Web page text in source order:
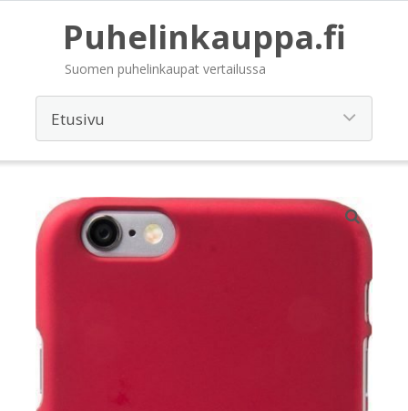
Puhelinkauppa.fi
Suomen puhelinkaupat vertailussa